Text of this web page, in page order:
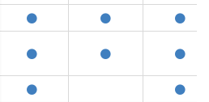
＆A
● ●
●
● ● ●
●
●